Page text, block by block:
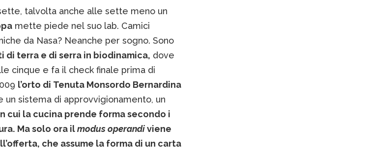
talvolta anche alle sette meno un
mette piede nel suo lab. Camici
da Nasa? Neanche per sogno. Sono
terra e di serra in biodinamica, dove
cinque e fa il check finale prima di
l’orto di Tenuta Monsordo Bernardina
un sistema di approvvigionamento, un
cui la cucina prende forma secondo i
Ma solo ora ilmodus operandiviene
che assume la forma di un carta